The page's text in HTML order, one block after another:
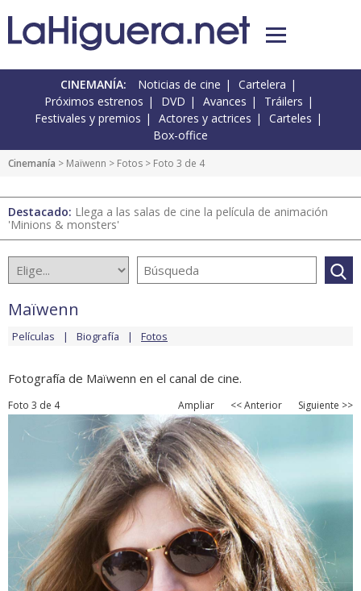
CINEMANÍA: Noticias de cine
Cartelera
Próximos estrenos
DVD Avances
Tráilers
Festivales y premios
Actores y actrices
Carteles
Box-office
Cinemanía > Maïwenn > Fotos > Foto 3 de 4
Destacado: Llega a las salas de cine la película de animación
'Minions & monsters'
Maïwenn
Películas Biografía Fotos
Fotografía de Maïwenn en el canal de cine.
Foto 3 de 4 Ampliar << Anterior Siguiente >>